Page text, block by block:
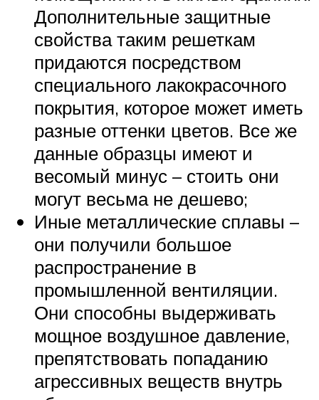
Дополнительные защитные
свойства таким решеткам
придаются посредством
специального лакокрасочного
покрытия, которое может иметь
разные оттенки цветов. Все же
данные образцы имеют и
весомый минус – стоить они
могут весьма не дешево;
Иные металлические сплавы –
они получили большое
распространение в
промышленной вентиляции.
Они способны выдерживать
мощное воздушное давление,
препятствовать попаданию
агрессивных веществ внутрь